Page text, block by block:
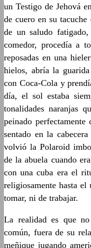
un Testigo de Jehová
de cuero en su tacuche
de un saludo
comedor, procedía a
reposadas en una
hielos, abría la
con Coca-Cola y
día, el sol estaba
tonalidades naranjas
peinado
sentado en la
volvió la Polaroid
de la abuela cuando
con una cuba era el
religiosamente hasta
tomar, ni de trabajar.
La realidad es que no
común, fuera de su
meñique jugando